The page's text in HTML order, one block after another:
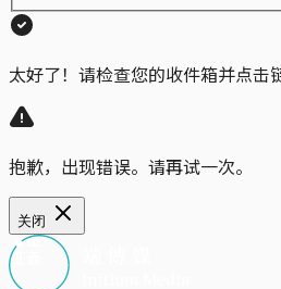
太好了！请检查您的收件箱并点击
抱歉，出现错误。请再试一次。
关闭